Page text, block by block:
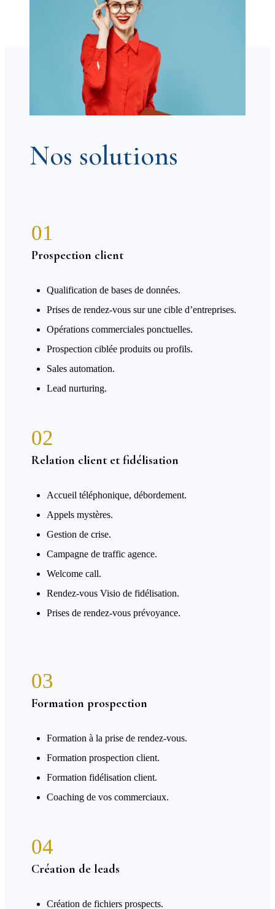
Nos solutions
01
Prospection client
Qualification de bases de données.
Prises de rendez-vous sur une cible d’entreprises.
Opérations commerciales ponctuelles.
Prospection ciblée produits ou profils.
Sales automation.
Lead nurturing.
02
Relation client et fidélisation
Accueil téléphonique, débordement.
Appels mystères.
Gestion de crise.
Campagne de traffic agence.
Welcome call.
Rendez-vous Visio de fidélisation.
Prises de rendez-vous prévoyance.
03
Formation prospection
Formation à la prise de rendez-vous.
Formation prospection client.
Formation fidélisation client.
Coaching de vos commerciaux.
04
Création de leads
Création de fichiers prospects.